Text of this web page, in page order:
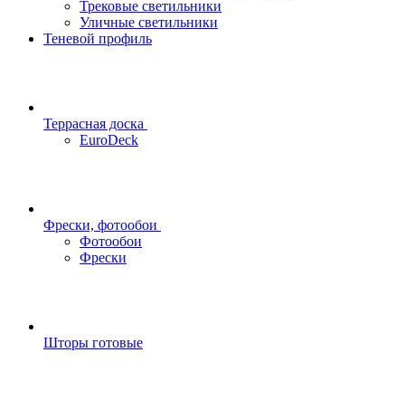
Трековые светильники
Уличные светильники
Теневой профиль
Террасная доска
EuroDeck
Фрески, фотообои
Фотообои
Фрески
Шторы готовые